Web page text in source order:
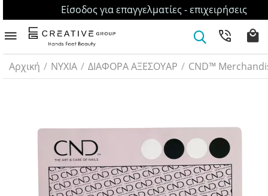
Είσοδος για επαγγελματίες - επιχειρήσεις
Αρχική / ΝΥΧΙΑ / ΔΙΑΦΟΡΑ ΑΞΕΣΟΥΑΡ / CND™